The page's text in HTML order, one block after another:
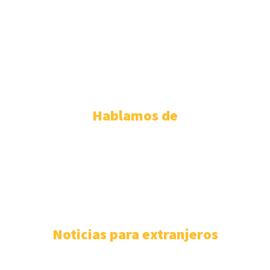
Hablamos de
Noticias para extranjeros